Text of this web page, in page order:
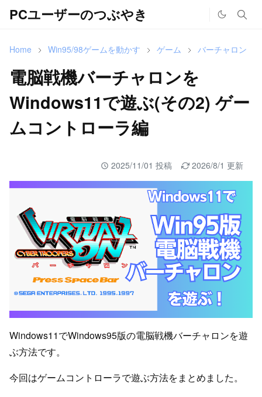
PCユーザーのつぶやき
Home Win95/98ゲームを動かす ゲーム バーチャロン
電脳戦機バーチャロンを
Windows11で遊ぶ(その2) ゲー
ムコントローラ編
2025/11/01 投稿 2026/8/1 更新
Windows11でWindows95版の電脳戦機バーチャロンを遊
ぶ方法です。
今回はゲームコントローラで遊ぶ方法をまとめました。